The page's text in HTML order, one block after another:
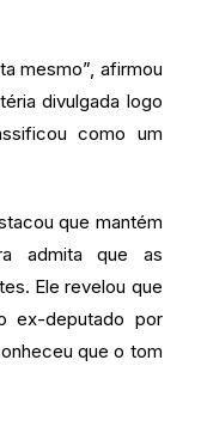
mesmo”, afirmou
divulgada logo
como um
que mantém
admita que as
Ele revelou que
ex-deputado por
que o tom